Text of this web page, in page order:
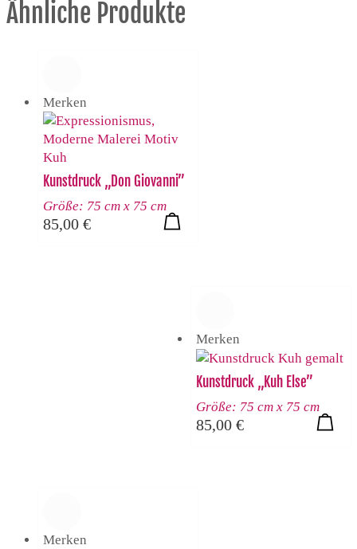
Ähnliche Produkte
Merken
Kunstdruck „Don Giovanni”
Größe: 75 cm x 75 cm
85,00 €
Merken
Kunstdruck „Kuh Else”
Größe: 75 cm x 75 cm
85,00 €
Merken